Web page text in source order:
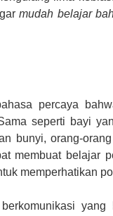
mudah belajar
percaya
seperti bayi
bunyi, orang-
membuat belajar
memperhatikan